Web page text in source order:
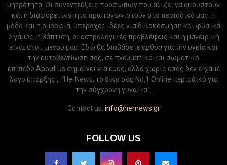
μητρότητα. Οι συνεντεύξεις προσώπων που αξίζει να ακουστούν
και η διαφορετικότητα πρωταγωνιστούν στο περιοδικό μας. Η
μόδα και η ομορφιά, υπέροχες ιδέες για δικακόσμηση και φυσικά
ο γάμος, η βάπτιση, οι αστρολογικές προβλέψεις και η μαγειρική
είναι στο... μενού μας! Εδώ θα διαβάσετε άρθρα για την υγεία και
την αυτοβελτίωση σας, σε πνευματικό και σωματικό
επίπεδο.About Us σημαίνει για εμάς, αλλά χωρίς εσάς δεν είχαμε
λόγο ύπαρξης... “HerNews, το δικό σας Νo.1 Online περιοδικό για
την σύγχρονη γυναίκα”.
Contact us: info@hernews.gr
FOLLOW US